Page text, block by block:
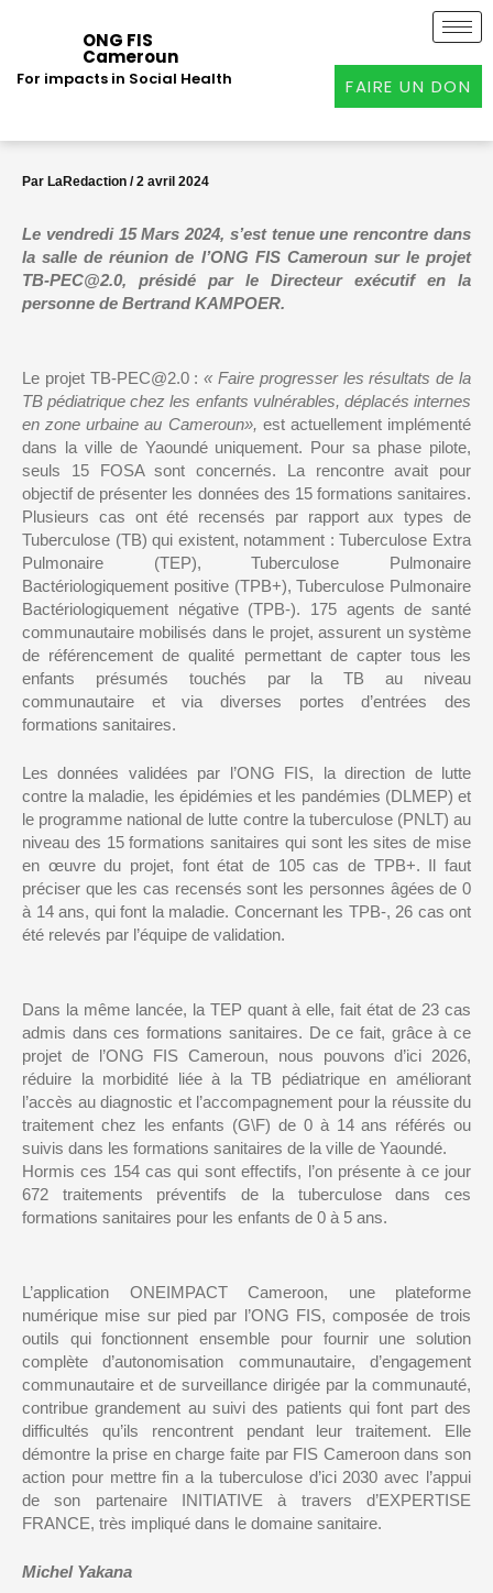
ONG FIS
Cameroun
For impacts in Social Health FAIRE UN DON
Par LaRedaction /2 avril 2024
Le vendredi 15 Mars 2024, s’est tenue une rencontre dans
la salle de réunion de l’ONG FIS Cameroun sur le projet
TB-PEC@2.0, présidé par le Directeur exécutif en la
personne de Bertrand KAMPOER.
Le projet TB-PEC@2.0 :« Faire progresser les résultats de la
TB pédiatrique chez les enfants vulnérables, déplacés internes
en zone urbaine au Cameroun», est actuellement implémenté
dans la ville de Yaoundé uniquement. Pour sa phase pilote,
seuls 15 FOSA sont concernés. La rencontre avait pour
objectif de présenter les données des 15 formations sanitaires.
Plusieurs cas ont été recensés par rapport aux types de
Tuberculose (TB) qui existent, notamment : Tuberculose Extra
Pulmonaire (TEP), Tuberculose Pulmonaire
Bactériologiquement positive (TPB+), Tuberculose Pulmonaire
Bactériologiquement négative (TPB-). 175 agents de santé
communautaire mobilisés dans le projet, assurent un système
de référencement de qualité permettant de capter tous les
enfants présumés touchés par la TB au niveau
communautaire et via diverses portes d’entrées des
formations sanitaires.
Les données validées par l’ONG FIS, la direction de lutte
contre la maladie, les épidémies et les pandémies (DLMEP) et
le programme national de lutte contre la tuberculose (PNLT) au
niveau des 15 formations sanitaires qui sont les sites de mise
en œuvre du projet, font état de 105 cas de TPB+. Il faut
préciser que les cas recensés sont les personnes âgées de 0
à 14 ans, qui font la maladie. Concernant les TPB-, 26 cas ont
été relevés par l’équipe de validation.
Dans la même lancée, la TEP quant à elle, fait état de 23 cas
admis dans ces formations sanitaires. De ce fait, grâce à ce
projet de l’ONG FIS Cameroun, nous pouvons d’ici 2026,
réduire la morbidité liée à la TB pédiatrique en améliorant
l’accès au diagnostic et l’accompagnement pour la réussite du
traitement chez les enfants (G\F) de 0 à 14 ans référés ou
suivis dans les formations sanitaires de la ville de Yaoundé.
Hormis ces 154 cas qui sont effectifs, l’on présente à ce jour
672 traitements préventifs de la tuberculose dans ces
formations sanitaires pour les enfants de 0 à 5 ans.
L’application ONEIMPACT Cameroon, une plateforme
numérique mise sur pied par l’ONG FIS, composée de trois
outils qui fonctionnent ensemble pour fournir une solution
complète d’autonomisation communautaire, d’engagement
communautaire et de surveillance dirigée par la communauté,
contribue grandement au suivi des patients qui font part des
difficultés qu’ils rencontrent pendant leur traitement. Elle
démontre la prise en charge faite par FIS Cameroon dans son
action pour mettre fin a la tuberculose d’ici 2030 avec l’appui
de son partenaire INITIATIVE à travers d’EXPERTISE
FRANCE, très impliqué dans le domaine sanitaire.
Michel Yakana